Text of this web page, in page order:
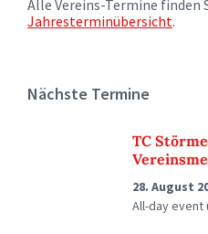
Alle Vereins-Termine finden
Jahresterminübersicht.
Nächste Termine
TC
28. August
All-day event